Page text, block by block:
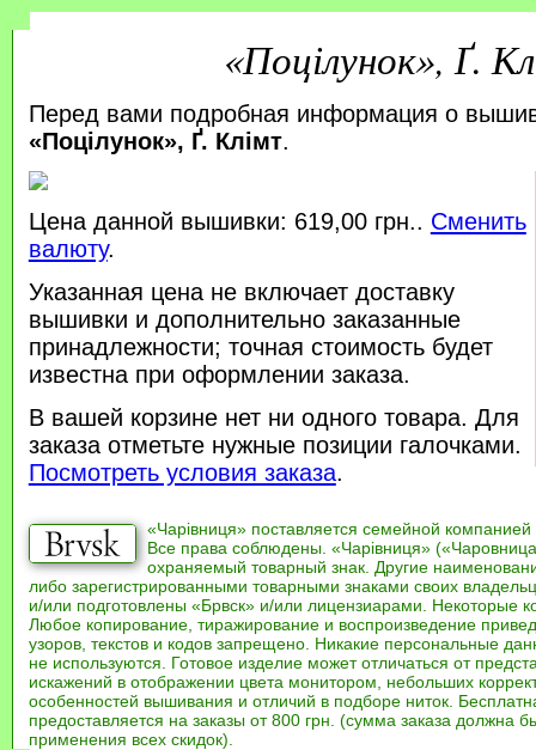
«Поцілунок», Ґ.
Перед вами подробная информация о
«Поцілунок», Ґ. Клімт.
Цена данной вышивки: 619,00 грн.. Сменить
валюту.
Указанная цена не включает доставку
вышивки и дополнительно заказанные
принадлежности; точная стоимость будет
известна при оформлении заказа.
В вашей корзине нет ни одного товара. Для
заказа отметьте нужные позиции галочками.
Посмотреть условия заказа.
«Чарівниця» поставляется семейной компанией
Все права соблюдены. «Чарівниця»
охраняемый товарный знак. Другие
либо зарегистрированными товарными знаками своих
и/или подготовлены «Брвск» и/или лицензиарами. Некоторые
Любое копирование, тиражирование и воспроизведение
узоров, текстов и кодов запрещено. Никакие персональные
не используются. Готовое изделие может отличаться от
искажений в отображении цвета монитором, небольших
особенностей вышивания и отличий в подборе ниток.
предоставляется на заказы от 800 грн. (сумма заказа должна
применения всех скидок).